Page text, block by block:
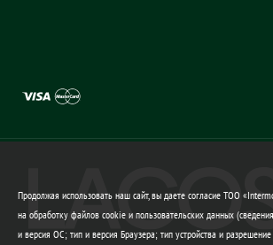
Продолжая использовать наш сайт, вы даете согласие ТОО
на обработку файлов cookie и пользовательских данных
и версия ОС; тип и версия Браузера; тип устройства и